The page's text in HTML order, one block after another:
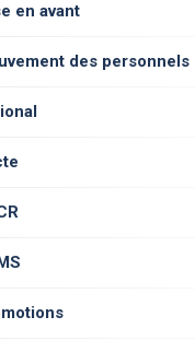
en avant
des personnels